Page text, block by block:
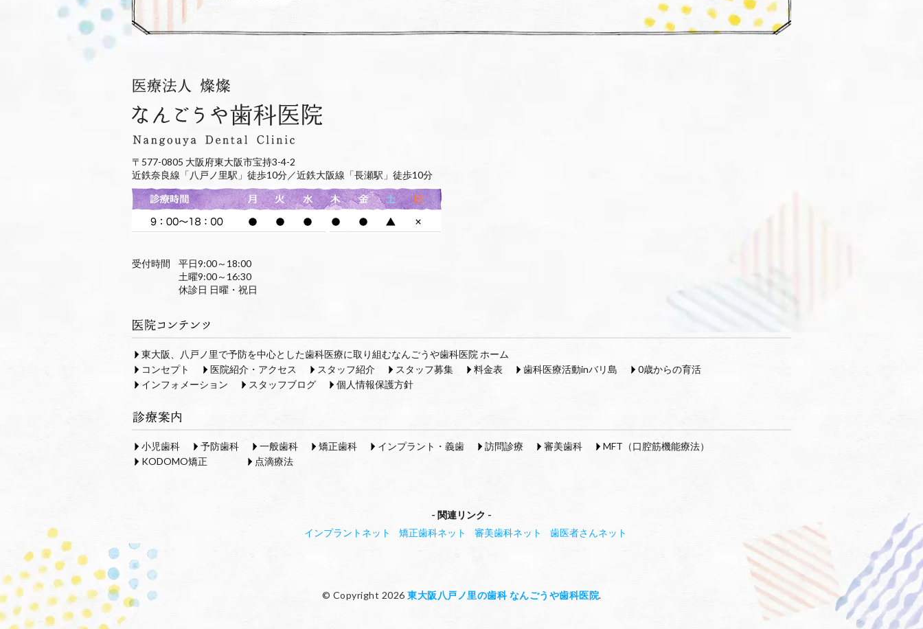
〒577-0805 大阪府東大阪市宝持3-4-2
近鉄奈良線「八戸ノ里駅」徒歩10分／近鉄大阪線「長瀬駅」徒歩10分
受付時間
平日9:00～18:00
土曜9:00～16:30
休診日 日曜・祝日
東大阪、八戸ノ里で予防を中心とした歯科医療に取り組むなんごうや歯科医院 ホーム
コンセプト
医院紹介・アクセス スタッフ紹介 スタッフ募集 料金表 歯科医療活動inバリ島
0歳からの育活
インフォメーション
スタッフブログ 個人情報保護方針
小児歯科 予防歯科 一般歯科 矯正歯科 インプラント・義歯 訪問診療 審美歯科
MFT（口腔筋機能療法）
KODOMO矯正
点滴療法
関連リンク
インプラントネット
矯正歯科ネット 審美歯科ネット 歯医者さんネット
© Copyright 2026 東大阪八戸ノ里の歯科 なんごうや歯科医院.